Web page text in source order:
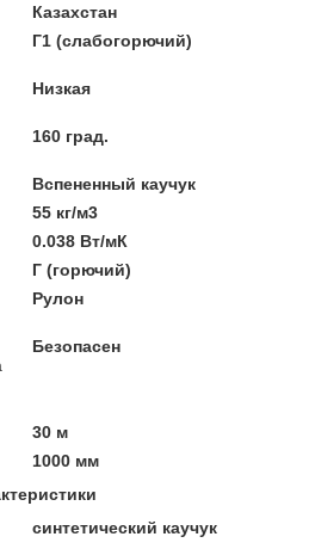
Казахстан
Г1 (слабогорючий)
Низкая
160 град.
Вспененный каучук
55 кг/м3
0.038 Вт/мК
Г (горючий)
Рулон
Безопасен
30 м
1000 мм
синтетический каучук